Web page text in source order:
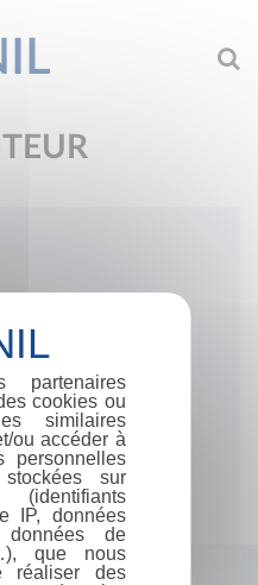
cookies ou
similaires
ou accéder à
personnelles
sur
(identifiants
IP, données
données de
que nous
réaliser des